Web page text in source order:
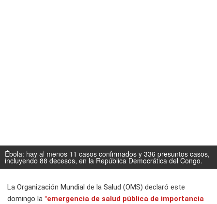
Ébola: hay al menos 11 casos confirmados y 336 presuntos casos,
incluyendo 88 decesos, en la República Democrática del Congo.
La Organización Mundial de la Salud (OMS) declaró este
domingo la "emergencia de salud pública de importancia